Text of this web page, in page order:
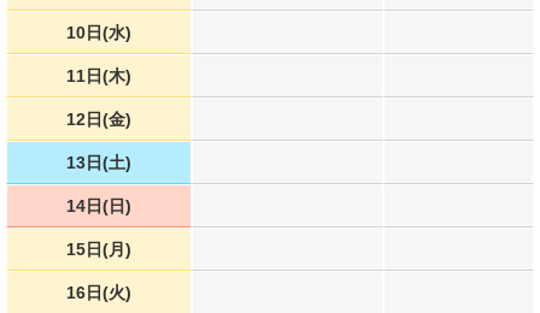
10日(水)
11日(木)
12日(金)
13日(土)
14日(日)
15日(月)
16日(火)